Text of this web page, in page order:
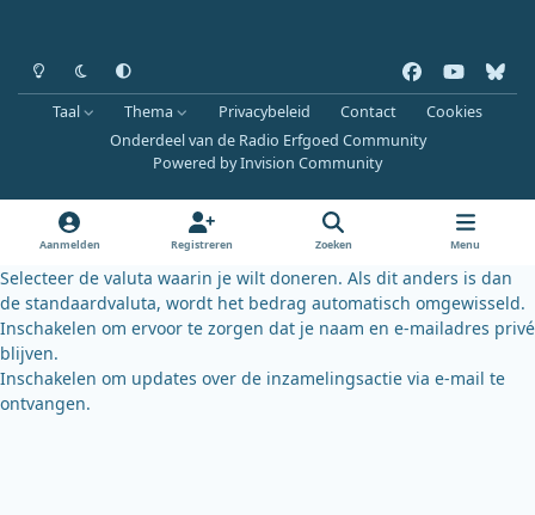
Heldere modus
Donkere modus
Systeemvoorkeur
a
c
e
o
k
o
u
b
b
l
u
k
y
Taal Thema Privacybeleid Contact
Cookies
Onderdeel van de Radio Erfgoed Community
Powered byInvision Community
Aanmelden Registreren Zoeken Menu
Selecteer de valuta waarin je wilt doneren. Als dit anders is dan
de standaardvaluta, wordt het bedrag automatisch omgewisseld.
Inschakelen om ervoor te zorgen dat je naam en e-mailadres privé
blijven.
Inschakelen om updates over de inzamelingsactie via e-mail te
ontvangen.